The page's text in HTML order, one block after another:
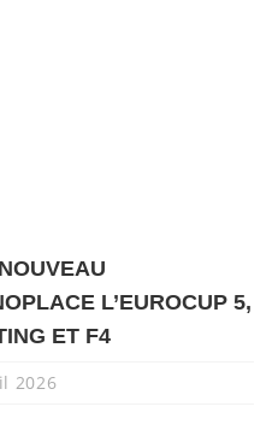
L’EUROCUP 5,
ET F4
2026